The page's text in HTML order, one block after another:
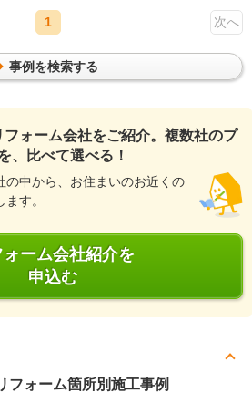
1 次へ
事例を検索する
ォーム会社をご紹介。複数社のプ
、比べて選べる！
の中から、お住まいのお近くの
す。
ォーム会社紹介を
申込む
フォーム箇所別施工事例